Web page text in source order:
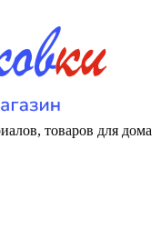
товаров для дома